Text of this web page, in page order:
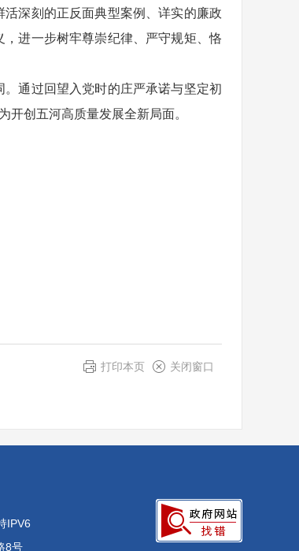
深刻的正反面典型案例、详实的廉政
进一步树牢尊崇纪律、严守规矩、恪
通过回望入党时的庄严承诺与坚定初
创五河高质量发展全新局面。
打印本页 关闭窗口
IPV6
8号